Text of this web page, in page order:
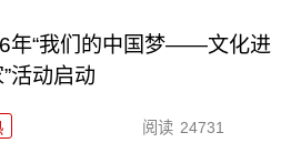
年“我们的中国梦——文化进
活动启动
阅读 24731